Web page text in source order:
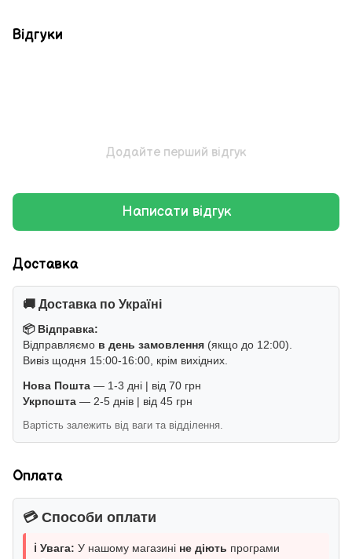
Відгуки
Додайте перший відгук
Написати відгук
Доставка
🚚 Доставка по Україні
📦 Відправка:
Відправляємо в день замовлення (якщо до 12:00).
Вивіз щодня 15:00-16:00, крім вихідних.
Нова Пошта — 1-3 дні | від 70 грн
Укрпошта — 2-5 днів | від 45 грн
Вартість залежить від ваги та відділення.
Оплата
💳 Способи оплати
ℹ️ Увага: У нашому магазині не діють програми